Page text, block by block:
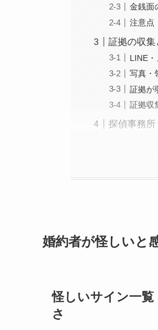
金銭面
注意点
証拠の収
LINE
写真・
証拠が
証拠収
探偵事務所
婚約者が怪しいと
怪しいサイン一
さ